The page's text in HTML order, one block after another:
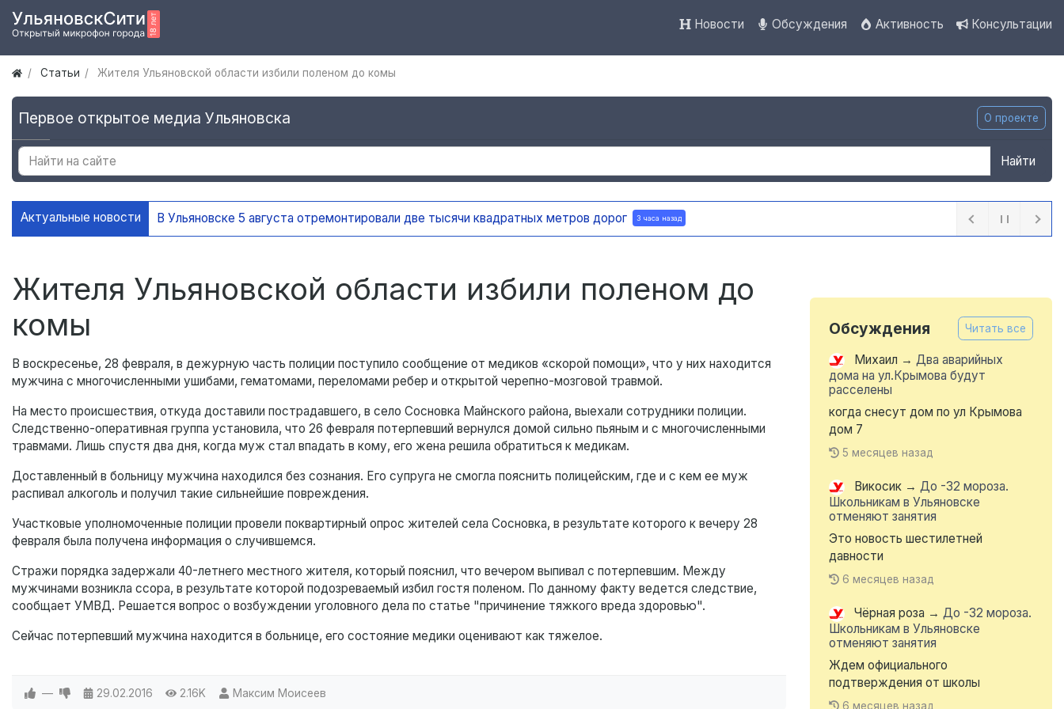
Новости Обсуждения Активность Консультации
Статьи Жителя Ульяновской области избили поленом до комы
Первое открытое медиа Ульяновска О проекте
Найти
Актуальные новости В загородных лагерях Ульяновска детям рассказывают о правилах пожарной безопасности 3 часа назад
Жителя Ульяновской области избили поленом до
комы
В воскресенье, 28 февраля, в дежурную часть полиции поступило сообщение от медиков «скорой помощи», что у них находится
мужчина с многочисленными ушибами, гематомами, переломами ребер и открытой черепно-мозговой травмой.
На место происшествия, откуда доставили пострадавшего, в село Сосновка Майнского района, выехали сотрудники полиции.
Следственно-оперативная группа установила, что 26 февраля потерпевший вернулся домой сильно пьяным и с многочисленными
травмами. Лишь спустя два дня, когда муж стал впадать в кому, его жена решила обратиться к медикам.
Доставленный в больницу мужчина находился без сознания. Его супруга не смогла пояснить полицейским, где и с кем ее муж
распивал алкоголь и получил такие сильнейшие повреждения.
Участковые уполномоченные полиции провели поквартирный опрос жителей села Сосновка, в результате которого к вечеру 28
февраля была получена информация о случившемся.
Стражи порядка задержали 40-летнего местного жителя, который пояснил, что вечером выпивал с потерпевшим. Между
мужчинами возникла ссора, в результате которой подозреваемый избил гостя поленом. По данному факту ведется следствие,
сообщает УМВД. Решается вопрос о возбуждении уголовного дела по статье "причинение тяжкого вреда здоровью".
Сейчас потерпевший мужчина находится в больнице, его состояние медики оценивают как тяжелое.
— 29.02.2016 2.16K Максим Моисеев
Обсуждения Читать все
Михаил → Два аварийных
дома на ул.Крымова будут
расселены
когда снесут дом по ул Крымова
дом 7
5 месяцев назад
Викосик → До -32 мороза.
Школьникам в Ульяновске
отменяют занятия
Это новость шестилетней
давности
6 месяцев назад
Чёрная роза → До -32 мороза.
Школьникам в Ульяновске
отменяют занятия
Ждем официального
подтверждения от школы
6 месяцев назад